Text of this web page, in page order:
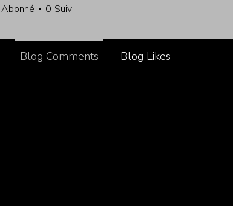
Abonné 0 Suivi
Blog Comments Blog Likes